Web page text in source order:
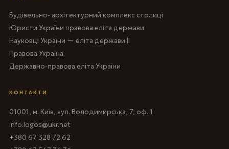
Будівельно- архітектурний комплекс столиці
Юристи України правова еліта держави
Науковці України — еліта держави II
Правова Україна
Державно-правова еліта України
КОНТАКТИ
01001, м. Київ, вул. Володимирська, 7, оф. 1
info.logos@ukr.net
+380 67 328 72 62